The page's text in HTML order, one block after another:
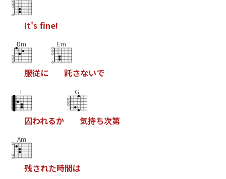
It's fne!
Dm
服従に
Em
託さないで
F
囚われるか
G
気持ち次第
Am
残された時間は